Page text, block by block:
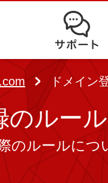
新する
クション
オーダー
両立を実現
ーが初期費用
フォーマンス
ール転送も可
行
るなら
不明点を
ドメイン
のルール
のルールにつ